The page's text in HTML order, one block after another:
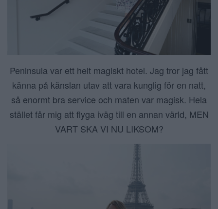
Peninsula var ett helt magiskt hotel. Jag tror jag fått
känna på känslan utav att vara kunglig för en natt,
så enormt bra service och maten var magisk. Hela
stället får mig att flyga iväg till en annan värld, MEN
VART SKA VI NU LIKSOM?